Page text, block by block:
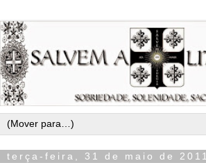
terça-feira, 31 de maio de 2011